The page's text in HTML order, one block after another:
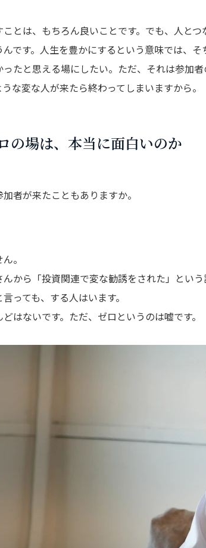
とは、もちろん良いことです。でも、人と
んです。人生を豊かにするという意味では、そ
たと思える場にしたい。ただ、それは参加
な変な人が来たら終わってしまいますから。
の場は、本当に面白いのか
者が来たこともありますか。
。
から「投資関連で変な勧誘をされた」とい
っても、する人はいます。
はないです。ただ、ゼロというのは嘘です。